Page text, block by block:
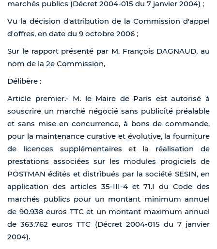
marchés publics (Décret 2004-015 du 7 janvier 2004) ;
Vu la décision d'attribution de la Commission d'appel
d'offres, en date du 9 octobre 2006 ;
Sur le rapport présenté par M. François DAGNAUD, au
nom de la 2e Commission,
Délibère :
Article premier.- M. le Maire de Paris est autorisé à
souscrire un marché négocié sans publicité préalable
et sans mise en concurrence, à bons de commande,
pour la maintenance curative et évolutive, la fourniture
de licences supplémentaires et la réalisation de
prestations associées sur les modules progiciels de
POSTMAN édités et distribués par la société SESIN, en
application des articles 35-III-4 et 71.I du Code des
marchés publics pour un montant minimum annuel
de 90.938 euros TTC et un montant maximum annuel
de 363.762 euros TTC (Décret 2004-015 du 7 janvier
2004).